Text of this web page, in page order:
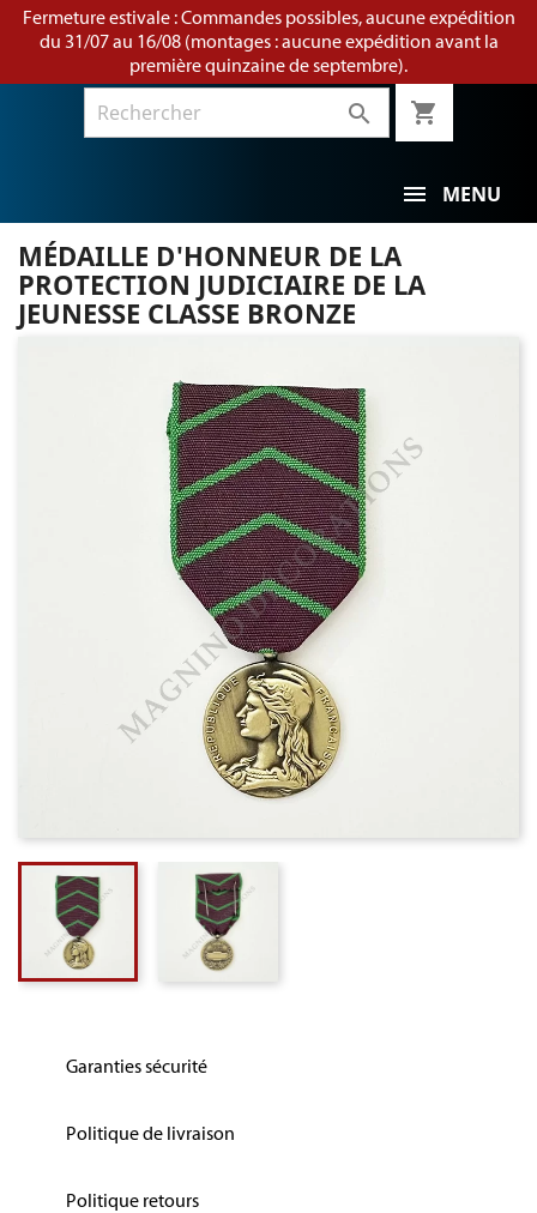
Fermeture estivale : Commandes possibles, aucune expédition
du 31/07 au 16/08 (montages : aucune expédition avant la
première quinzaine de septembre).
 shopping_cart
MENU
MÉDAILLE D'HONNEUR DE LA
PROTECTION JUDICIAIRE DE LA
JEUNESSE CLASSE BRONZE
Garanties sécurité
Politique de livraison
Politique retours